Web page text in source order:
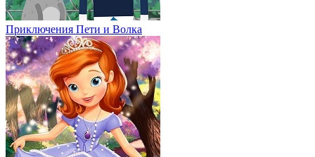
Приключения Пети и Волка